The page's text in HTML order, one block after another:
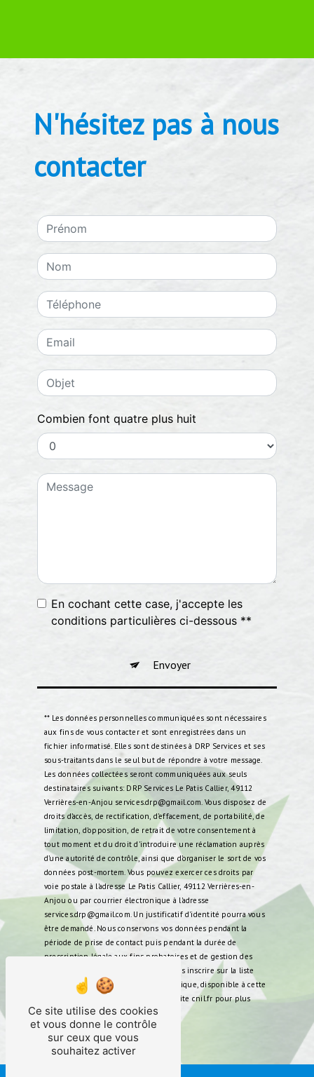
N'hésitez pas à nous
contacter
Combien font quatre plus huit
En cochant cette case, j'accepte les
conditions particulières ci-dessous **
Envoyer
** Les données personnelles communiquées sont nécessaires
aux fins de vous contacter et sont enregistrées dans un
fichier informatisé. Elles sont destinées à DRP Services et ses
sous-traitants dans le seul but de répondre à votre message.
Les données collectées seront communiquées aux seuls
destinataires suivants: DRP Services Le Patis Callier, 49112
Verrières-en-Anjou services.drp@gmail.com. Vous disposez de
droits d’accès, de rectification, d’effacement, de portabilité, de
limitation, d’opposition, de retrait de votre consentement à
tout moment et du droit d’introduire une réclamation auprès
d’une autorité de contrôle, ainsi que d’organiser le sort de vos
données post-mortem. Vous pouvez exercer ces droits par
voie postale à l'adresse Le Patis Callier, 49112 Verrières-en-
Anjou ou par courrier électronique à l'adresse
services.drp@gmail.com. Un justificatif d'identité pourra vous
être demandé. Nous conservons vos données pendant la
période de prise de contact puis pendant la durée de
prescription légale aux fins probatoires et de gestion des
contentieux. Vous avez le droit de vous inscrire sur la liste
d'opposition au démarchage téléphonique, disponible à cette
. Consultez le site cnil.fr pour plus
d’informations sur vos droits.
Ce site utilise des cookies
et vous donne le contrôle
sur ceux que vous
souhaitez activer